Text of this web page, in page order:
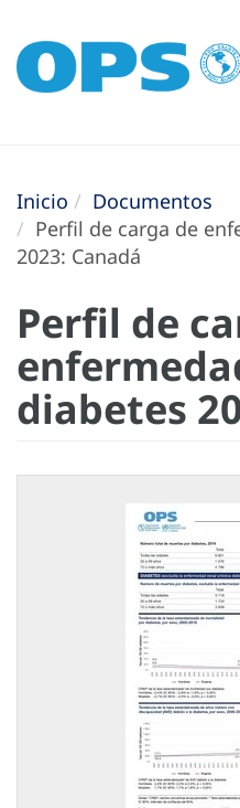
Inicio
Documentos
Perfil de carga de
2023: Canadá
Perfil de
diabetes